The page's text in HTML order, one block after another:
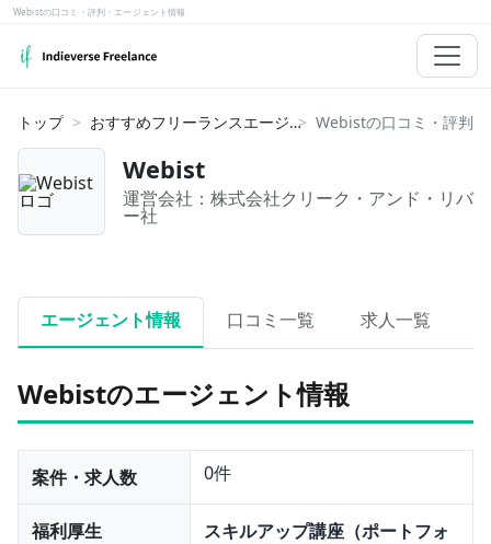
Webistの口コミ・評判・エージェント情報
トップ おすすめフリーランスエージェント
Webist
運営会社： 株式会社クリーク・アンド・リバ
ー社
エージェント情報 口コミ一覧 求人一覧
Webistのエージェント情報
案件・求人数 0件
福利厚生
スキルアップ講座（ポートフォ